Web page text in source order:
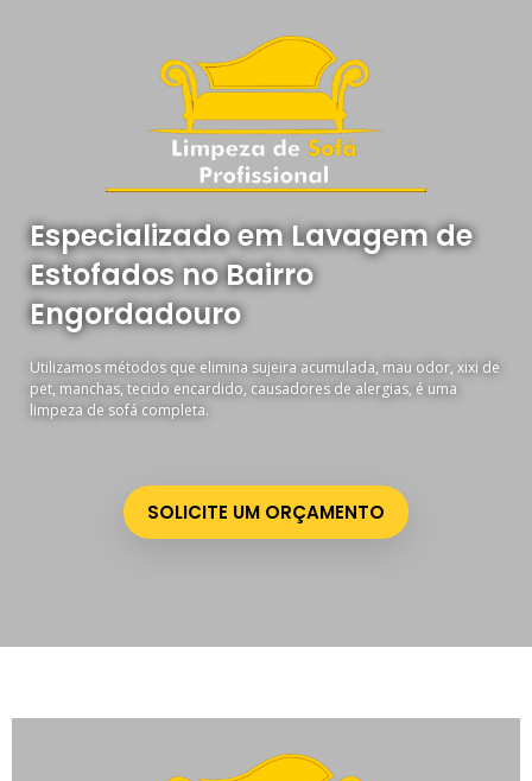
Especializado em Lavagem de
Estofados no Bairro
Engordadouro
Utilizamos métodos que elimina sujeira acumulada, mau odor, xixi de
pet, manchas, tecido encardido, causadores de alergias, é uma
limpeza de sofá completa.
SOLICITE UM ORÇAMENTO